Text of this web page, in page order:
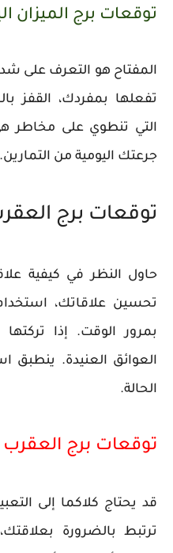
توقعات برج الميزان
المفتاح هو التعرف على
تفعلها بمفردك، القفز
التي تنطوي على مخاطر
جرعتك اليومية من التمارين.
توقعات برج
حاول النظر في كيفية
تحسين علاقاتك،
بمرور الوقت. إذا
العوائق العنيدة. ينطبق
الحالة.
توقعات برج العقرب
قد يحتاج كلاكما إلى
ترتبط بالضرورة